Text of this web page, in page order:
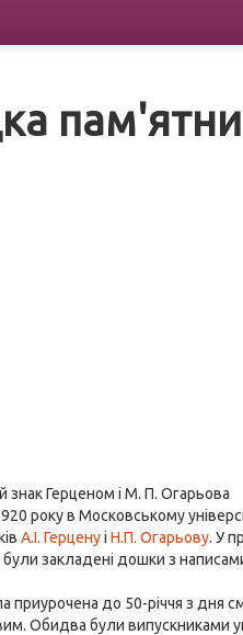
знак Герценом і М. П. Огарьова
року в Московському
А.І. ГерценуіН.П. Огарьову. У
були закладені дошки з
приурочена до 50-річчя з дня
Обидва були випускниками